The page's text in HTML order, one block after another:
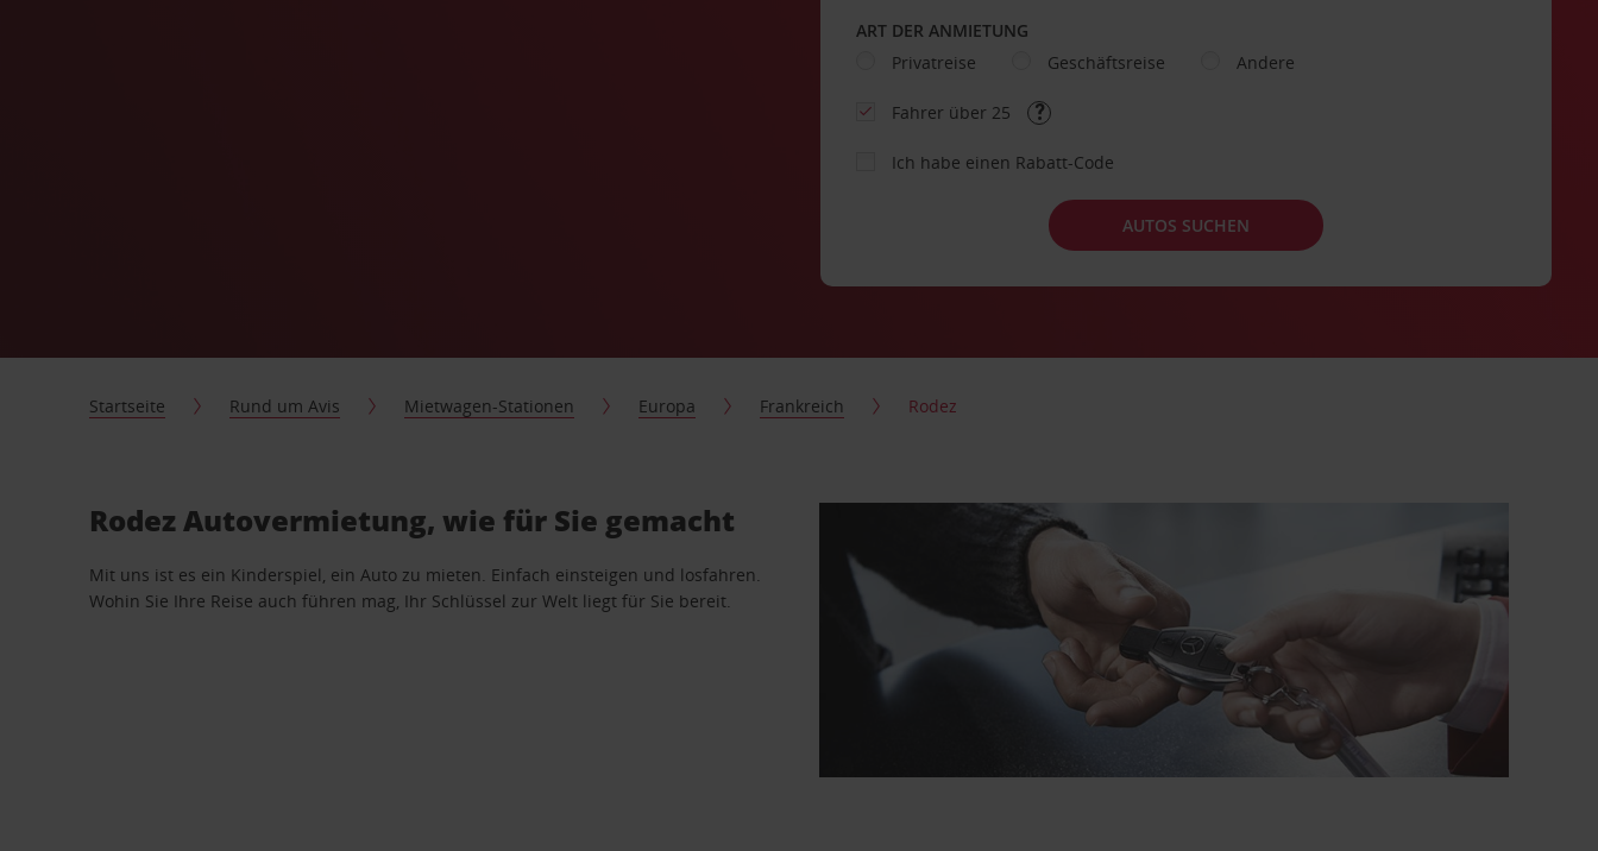
ART DER ANMIETUNG
Privatreise
Geschäftsreise Andere
Fahrer über 25
Ich habe einen Rabatt-Code
AUTOS SUCHEN
Startseite Rund um Avis Mietwagen-Stationen Europa Frankreich Rodez
Rodez Autovermietung, wie für Sie gemacht
Mit uns ist es ein Kinderspiel, ein Auto zu mieten. Einfach einsteigen und losfahren.
Wohin Sie Ihre Reise auch führen mag, Ihr Schlüssel zur Welt liegt für Sie bereit.